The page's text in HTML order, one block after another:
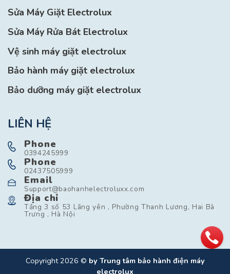
Sửa Máy Giặt Electrolux
Sửa Máy Rửa Bát Electrolux
Vệ sinh máy giặt electrolux
Bảo hành máy giặt electrolux
Bảo dưỡng máy giặt electrolux
LIÊN HỆ
Phone
0394245999
Phone
02437505999
Email
Support@baohanhelectroluxx.com
Địa chỉ
Tầng 3 số 53 Lãng yên , Phường Thanh Lương, Hai Bà
Trưng , Hà Nội
Copyright 2026 © by Trung tâm bảo hành điện máy
electrolux